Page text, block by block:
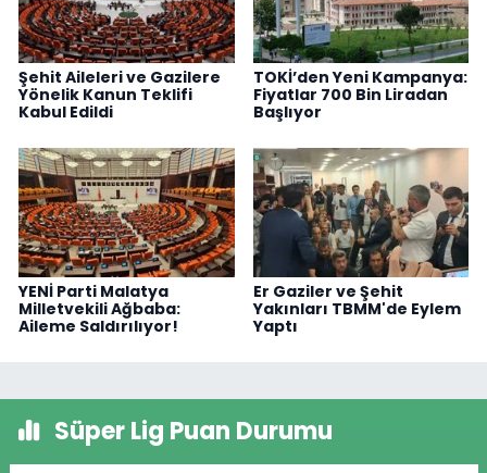
Şehit Aileleri ve Gazilere
Yönelik Kanun Teklifi
Kabul Edildi
TOKİ’den Yeni Kampanya:
Fiyatlar 700 Bin Liradan
Başlıyor
YENİ Parti Malatya
Milletvekili Ağbaba:
Aileme Saldırılıyor!
Er Gaziler ve Şehit
Yakınları TBMM'de Eylem
Yaptı
Süper Lig Puan Durumu